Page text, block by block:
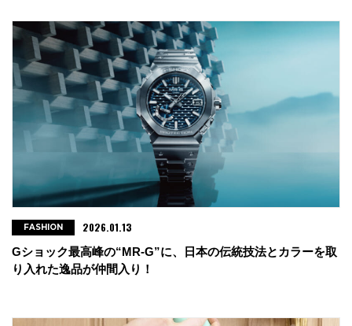
Gショック最高峰の“MR-G”に、日本の伝統技法とカラーを取
り入れた逸品が仲間入り！
FASHION 2026.01.13